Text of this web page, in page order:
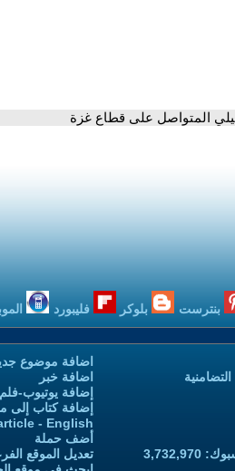
المتواصل على قطاع غزة
بنترست بلوكر فليبورد
اضافة موضوع
اضافة خبر
إضافة يوتيوب-
إضافة كتاب إلى
- English
أضف حملة
تعديل الموقع